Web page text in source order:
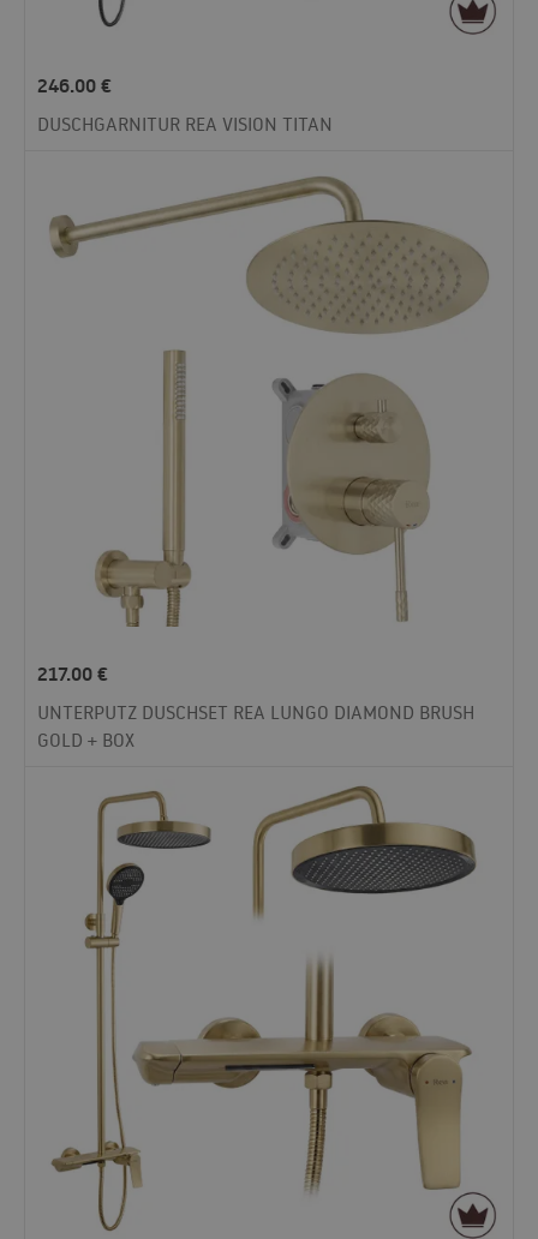
246.00€
DUSCHGARNITUR REA VISION TITAN
217.00€
UNTERPUTZ DUSCHSET REA LUNGO DIAMOND BRUSH
GOLD + BOX